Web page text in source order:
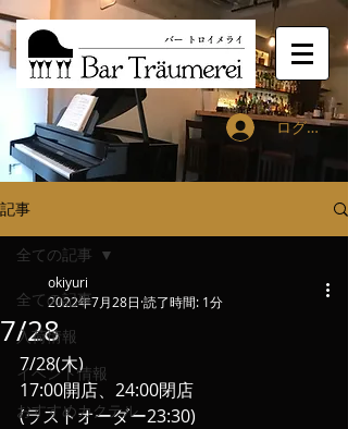
ログイン
記事
全ての記事
入荷情報
イベント情報
おすすめカクテル
全ての記事
7/28
okiyuri
2022年7月28日 読了時間: 1分
7/28(木)
17:00開店、24:00閉店
(ラストオーダー23:30)